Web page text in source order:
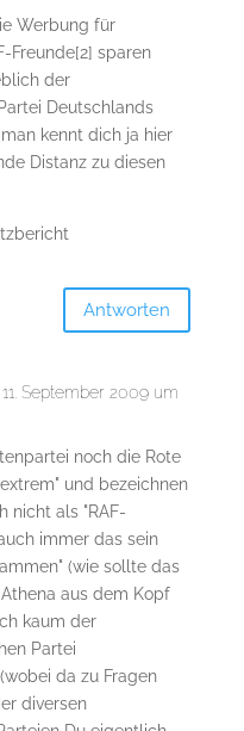
Werbung für
Freunde[2] sparen
der
Deutschlands
kennt dich ja hier
Distanz zu diesen
Antworten
September 2009 um
noch die Rote
und bezeichnen
nicht als "RAF-
immer das sein
(wie sollte das
aus dem Kopf
kaum der
Partei
da zu Fragen
diversen